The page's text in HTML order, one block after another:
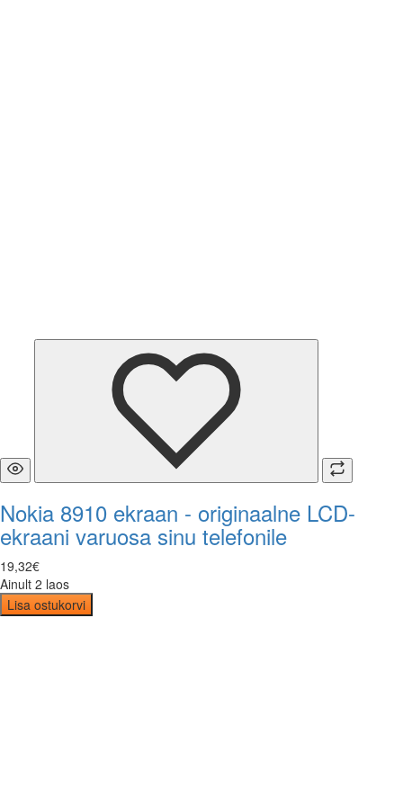
Nokia 8910 ekraan - originaalne LCD-
ekraani varuosa sinu telefonile
19,32€
Ainult 2 laos
Lisa ostukorvi